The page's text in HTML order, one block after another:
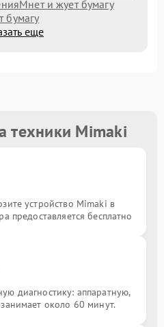
Мнет и жует бумагу
бумагу
еще
техники Mimaki
устройство Mimaki в
предоставляется бесплатно
диагностику: аппаратную,
около 60 минут.